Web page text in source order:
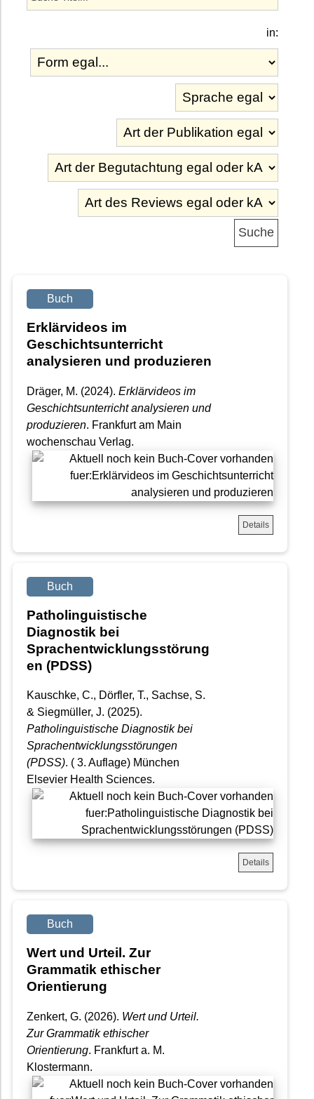
in:
Buch
Erklärvideos im
Geschichtsunterricht
analysieren und produzieren
Dräger, M. (2024). Erklärvideos im
Geschichtsunterricht analysieren und
produzieren. Frankfurt am Main
wochenschau Verlag.
Details
Buch
Patholinguistische
Diagnostik bei
Sprachentwicklungsstörung
en (PDSS)
Kauschke, C., Dörfler, T., Sachse, S.
& Siegmüller, J. (2025).
Patholinguistische Diagnostik bei
Sprachentwicklungsstörungen
(PDSS). ( 3. Auflage) München
Elsevier Health Sciences.
Details
Buch
Wert und Urteil. Zur
Grammatik ethischer
Orientierung
Zenkert, G. (2026). Wert und Urteil.
Zur Grammatik ethischer
Orientierung. Frankfurt a. M.
Klostermann.